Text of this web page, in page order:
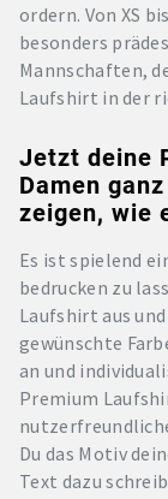
ordern. Von XS
besonders
Mannschaften,
Laufshirt in der
Jetzt deine
Damen
zeigen, wie
Es ist spielend
bedrucken zu
Laufshirt aus
gewünschte
an und
Premium
Du das Motiv
Text dazu